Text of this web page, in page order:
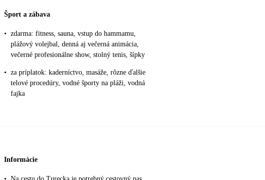
Šport a zábava
• zdarma: fitness, sauna, vstup do hammamu,
plážový volejbal, denná aj večerná animácia,
večerné profesionálne show, stolný tenis, šípky
• za príplatok: kaderníctvo, masáže, rôzne ďalšie
telové procedúry, vodné športy na pláži, vodná
fajka
Informácie